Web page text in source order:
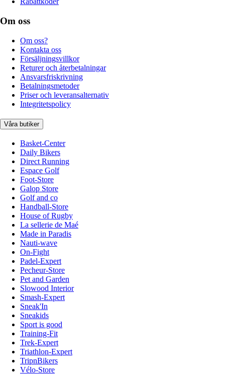
Om oss
Om oss?
Kontakta oss
Försäljningsvillkor
Returer och återbetalningar
Ansvarsfriskrivning
Betalningsmetoder
Priser och leveransalternativ
Integritetspolicy
Våra butiker
Basket-Center
Daily Bikers
Direct Running
Espace Golf
Foot-Store
Galop Store
Golf and co
Handball-Store
House of Rugby
La sellerie de Maé
Made in Paradis
Nauti-wave
On-Fight
Padel-Expert
Pecheur-Store
Pet and Garden
Slowood Interior
Smash-Expert
Sneak'In
Sneakids
Sport is good
Training-Fit
Trek-Expert
Triathlon-Expert
TripnBikers
Vélo-Store